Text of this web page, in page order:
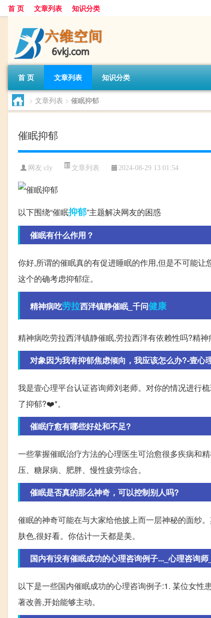
首 页 文章列表 知识分类
首 页 文章列表 知识分类
> 文章列表 > 催眠抑郁
催眠抑郁
网友:cly 文章列表 2024-08-29 13:01:54
以下围绕“催眠抑郁”主题解决网友的困惑
催眠有什么作用？
你好,所谓的催眠真的有促进睡眠的作用,但是不可能
这个的确考虑抑郁症。
精神病吃劳拉西泮镇静催眠_千问健康
精神病吃劳拉西泮镇静催眠,劳拉西泮有依赖性吗?精
对象因为我有抑郁焦虑倾向，我应该怎么办?-壹心
我是壹心理平台认证咨询师刘老师。对你的情况进行
了抑郁?❤️*。
催眠疗愈有哪些好处和不足?
一些掌握催眠治疗方法的心理医生可治愈很多疾病和
压、糖尿病、肥胖、慢性疲劳综合。
催眠是否真的那么神奇，可以控制别人吗?
催眠的神奇可能在与大家给他披上而一层神秘的面纱
肤色,很好看。你估计一天都是美。
国内有没有催眠成功的心理咨询例子..._心理咨询师
以下是一些国内催眠成功的心理咨询例子:1. 某位女
著改善,开始能够主动。